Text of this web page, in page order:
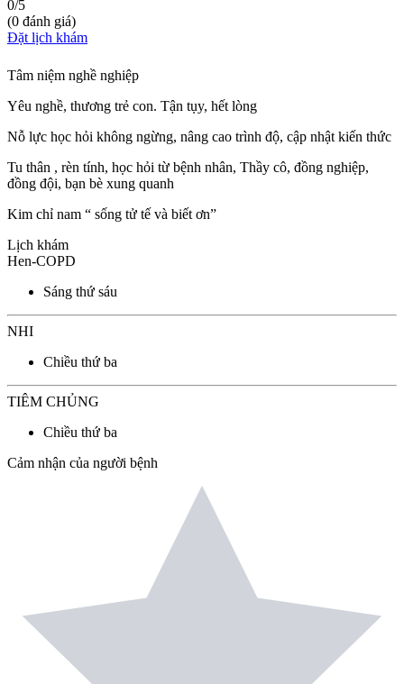
0/5
(0 đánh giá)
Đặt lịch khám
Tâm niệm nghề nghiệp
Yêu nghề, thương trẻ con. Tận tụy, hết lòng
Nỗ lực học hỏi không ngừng, nâng cao trình độ, cập nhật kiến thức
Tu thân , rèn tính, học hỏi từ bệnh nhân, Thầy cô, đồng nghiệp,
đồng đội, bạn bè xung quanh
Kim chỉ nam “ sống tử tế và biết ơn”
Lịch khám
Hen-COPD
Sáng thứ sáu
NHI
Chiều thứ ba
TIÊM CHỦNG
Chiều thứ ba
Cảm nhận của người bệnh